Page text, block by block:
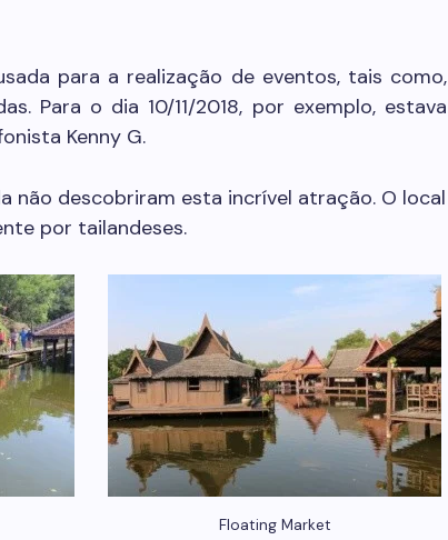
para a realização de eventos, tais como,
Para o dia 10/11/2018, por exemplo, estava
Kenny G.
não descobriram esta incrível atração. O local
por tailandeses.
Floating Market